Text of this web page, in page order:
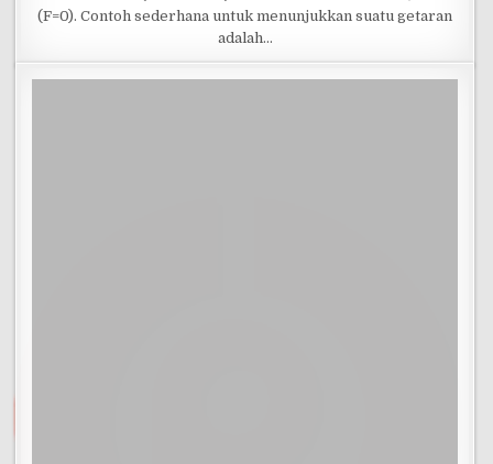
(F=0). Contoh sederhana untuk menunjukkan suatu getaran
adalah…